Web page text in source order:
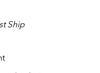
Ship